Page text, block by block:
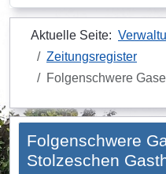
Aktuelle Seite:
Zeitungsregister
Folgenschwere
Folgenschwere
Stolzeschen